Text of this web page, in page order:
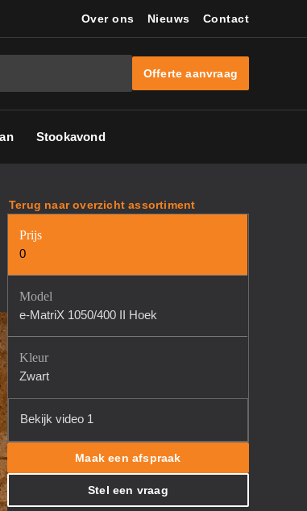
Over ons Nieuws Contact
Offerte aanvraag
Stookavond
Terug naar overzicht assortiment
Prijs
0
Model
e-MatriX 1050/400 II Hoek
Kleur
Zwart
Bekijk video 1
Maak een afspraak
Stel een vraag